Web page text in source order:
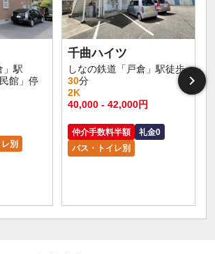
」駅
館」停
別
千曲ハイツ
しなの鉄道「戸倉」駅徒歩
30分
2K
40,000 - 42,000円
仲介手数料半額
礼金0
バス・トイレ別